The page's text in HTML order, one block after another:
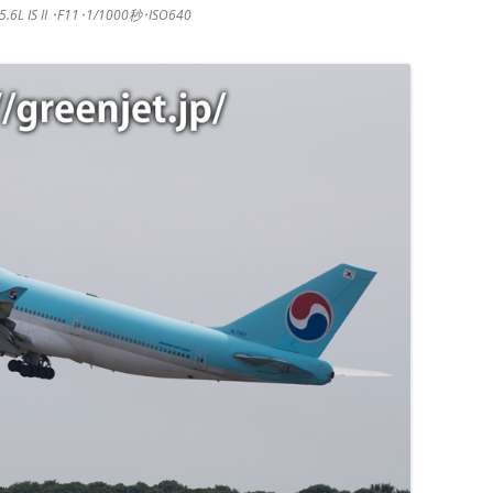
IS II ･F11･1/1000秒･ISO640